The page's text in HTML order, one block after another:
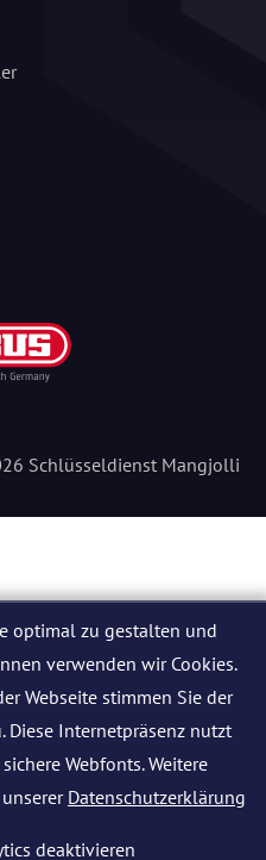
Schlüsseldienst Mangjolli
optimal zu gestalten und
verwenden wir Cookies.
Webseite stimmen Sie der
Diese Internetpräsenz nutzt
Webfonts. Weitere
Datenschutzerklärung
deaktivieren